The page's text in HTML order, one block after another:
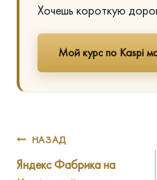
Хочешь короткую
Мой курс по Kaspi
Навигация
по
НАЗАД
Яндекс Фабрика на